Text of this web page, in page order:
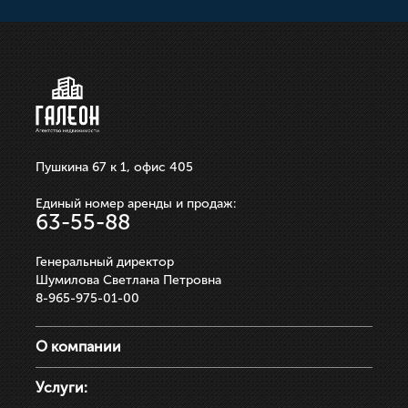
ЗАПИСАТЬСЯ НА ПРОСМОТР
ЗАПИСАТЬСЯ НА ПРОСМОТР
Пушкина 67 к 1, офис 405
Единый номер аренды и продаж:
63-55-88
Генеральный директор
Шумилова Светлана Петровна
8-965-975-01-00
О компании
Услуги: